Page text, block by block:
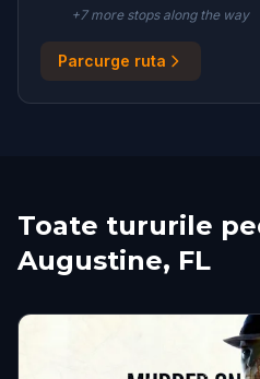
+7more stopsalong the way
Parcurge ruta
Toate tururile
Augustine, FL